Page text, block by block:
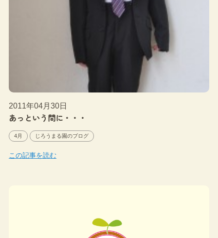
2011年04月30日
あっという間に・・・
4月 じろうまる園のブログ
この記事を読む